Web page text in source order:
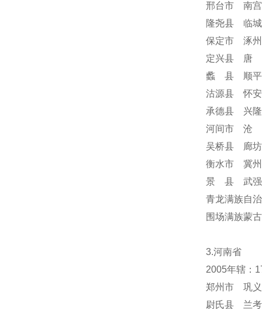
邢台市 南
隆尧县 临
保定市 涿
定兴县 唐
蠡 县 顺
沽源县 怀
承德县 兴
河间市 沧
吴桥县 廊
衡水市 冀
景 县 武强
青龙满族自
围场满族蒙
3.河南省
2005年辖：
郑州市 巩
尉氏县 兰